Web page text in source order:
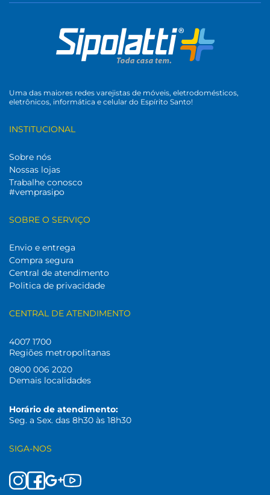
Uma das maiores redes varejistas de móveis, eletrodomésticos,
eletrônicos, informática e celular do Espírito Santo!
INSTITUCIONAL
Sobre nós
Nossas lojas
Trabalhe conosco
#vemprasipo
SOBRE O SERVIÇO
Envio e entrega
Compra segura
Central de atendimento
Politica de privacidade
CENTRAL DE ATENDIMENTO
4007 1700
Regiões metropolitanas
0800 006 2020
Demais localidades
Horário de atendimento:
Seg. a Sex. das 8h30 às 18h30
SIGA-NOS